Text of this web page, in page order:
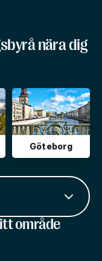
nära dig
Göteborg
område